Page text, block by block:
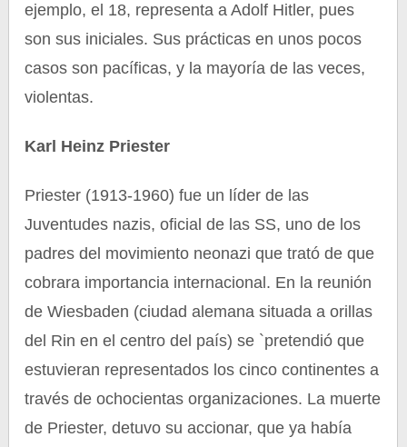
ejemplo, el 18, representa a Adolf Hitler, pues
son sus iniciales. Sus prácticas en unos pocos
casos son pacíficas, y la mayoría de las veces,
violentas.
Karl Heinz Priester
Priester (1913-1960) fue un líder de las
Juventudes nazis, oficial de las SS, uno de los
padres del movimiento neonazi que trató de que
cobrara importancia internacional. En la reunión
de Wiesbaden (ciudad alemana situada a orillas
del Rin en el centro del país) se `pretendió que
estuvieran representados los cinco continentes a
través de ochocientas organizaciones. La muerte
de Priester, detuvo su accionar, que ya había